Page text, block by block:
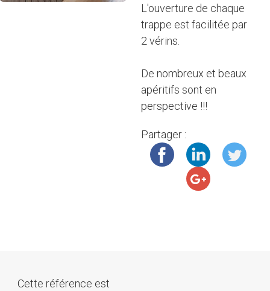
L'ouverture de chaque
trappe est facilitée par
2 vérins.
De nombreux et beaux
apéritifs sont en
perspective !!!
Partager :
Cette référence est